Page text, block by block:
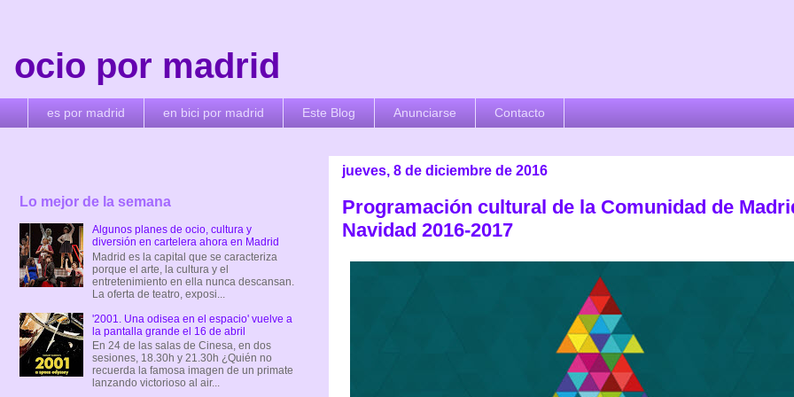
ocio por madrid
es por madrid en bici por madrid Este Blog Anunciarse Contacto
jueves, 8 de diciembre de 2016
Programación cultural de la Comunidad de
Navidad 2016-2017
Lo mejor de la semana
Algunos planes de ocio, cultura y
diversión en cartelera ahora en Madrid
Madrid es la capital que se caracteriza
porque el arte, la cultura y el
entretenimiento en ella nunca descansan.
La oferta de teatro, exposi...
'2001. Una odisea en el espacio' vuelve a
la pantalla grande el 16 de abril
En 24 de las salas de Cinesa, en dos
sesiones, 18.30h y 21.30h ¿Quién no
recuerda la famosa imagen de un primate
lanzando victorioso al air...